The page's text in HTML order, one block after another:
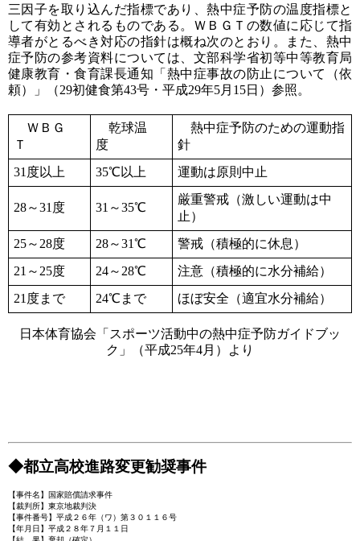
三因子を取り込んだ指標であり、熱中症予防の温度指標と
して有効とされるものである。ＷＢＧＴの数値に応じて指
導者がとるべき対応の指針は概ね次のとおり。また、熱中
症予防の参考資料については、文部科学省初等中等教育局
健康教育・食育課長通知「熱中症事故の防止について（依
頼）」（29初健食第43号・平成29年5月15日）参照。
ＷＢＧ
Ｔ
乾球温
度
熱中症予防のための運動指
針
31度以上
35℃以上 運動は原則中止
28～31度 31～35℃
厳重警戒（激しい運動は中
止）
25～28度
28～31℃
警戒（積極的に休息）
21～25度
24～28℃
注意（積極的に水分補給）
21度まで
24℃まで ほぼ安全（適宜水分補給）
日本体育協会「スポーツ活動中の熱中症予防ガイドブッ
ク」（平成25年4月）より
◆都立高校進路変更勧奨事件
【事件名】国家賠償請求事件
【裁判所】東京地裁判決
【事件番号】平成２６年（ワ）第３０１１６号
【年月日】平成２８年７月１１日